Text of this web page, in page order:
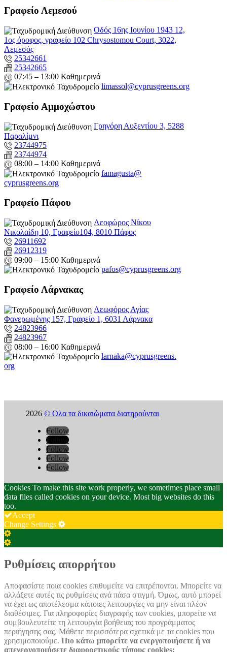
Γραφείο Λεμεσού
Οδός 16ης Ιουνίου 1943 12,
1ος όροφος, γραφείο 102 Chrysostomou Court, 3022,
Λεμεσός
25342661
25342665
07:45 – 13:00 Καθημερινά
limassol@cyprusgreens.org
Γραφείο Αμμοχώστου
Γρηγόρη Αυξεντίου 3, 5288
Παραλίμνι
23744975
23744974
08:00 – 14:00 Καθημερινά
famagusta@
cyprusgreens.org
Γραφείο Πάφου
Λεοφώρος Νίκου
Νικολαίδη 10, Γραφείο104, 8010 Πάφος
26911692
26912319
09:00 – 15:00 Καθημερινά
pafos@cyprusgreens.org
Γραφείο Λάρνακας
Λεωφόρος Αγίας
Φανερωμένης 157, Γραφείο 1, 6031 Λάρνακα
24823966
24823967
08:00 – 16:00 Καθημερινά
larnaka@cyprusgreens.
org
2026© Ολα τα δικαιώματα διατηρούνται
Follow
Follow
Follow
Follow
Follow
Cookies To make this site work properly, we sometimes place small
data files called cookies on your device. Most big websites do this
too.
Accept
Change Settings
Cookie
Box
Cookie
Settings
Ρυθμίσεις απορρήτου
Αποφασίστε ποια cookies επιθυμείτε να επιτρέπονται. Μπορείτε να
αλλάξετε αυτές τις ρυθμίσεις ανά πάσα στιγμή. Όμως, αυτό μπορεί
να έχει ως αποτέλεσμα κάποιες λειτουργίες να μην είναι πλέον
διαθέσιμες. Για πληροφορίες διαγραφής των cookies, μπορείτε να
συμβουλευτείτε τη λειτουργία βοήθειας του προγράμματος
περιήγησης σας. Μάθετε περισσότερα σχετικά με τα cookies που
χρησιμοποιούμε. Πιο κάτω μπορείτε να ενεργοποιήσετε ή να
απενεργοποιήσετε διαφορετικούς τύπους cookies: